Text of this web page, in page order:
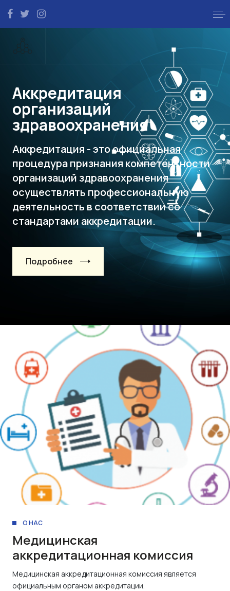
Аккредитация
организаций
здравоохранения
Аккредитация - это официальная
процедура признания компетентности
организаций здравоохранения
осуществлять профессиональную
деятельность в соответствии со
стандартами аккредитации.
Подробнее
О НАС
Медицинская
аккредитационная комиссия
Медицинская аккредитационная комиссия является
официальным органом аккредитации.